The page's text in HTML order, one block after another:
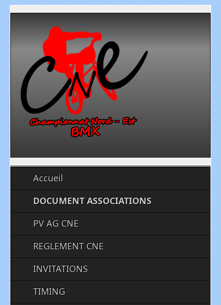
Accueil
DOCUMENT ASSOCIATIONS
PV AG CNE
REGLEMENT CNE
INVITATIONS
TIMING